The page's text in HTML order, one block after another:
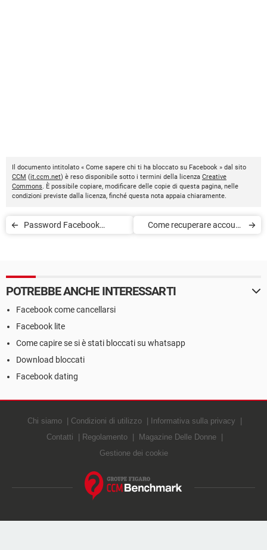
Il documento intitolato « Come sapere chi ti ha bloccato su Facebook » dal sito
CCM (it.ccm.net) è reso disponibile sotto i termini della licenza Creative
Commons. È possibile copiare, modificare delle copie di questa pagina, nelle
condizioni previste dalla licenza, finché questa nota appaia chiaramente.
Password Facebook
Come recuperare account
POTREBBE ANCHE INTERESSARTI
Facebook come cancellarsi
Facebook lite
Come capire se si è stati bloccati su whatsapp
Download bloccati
Facebook dating
Chi siamo Condizioni di utilizzo
Informativa sulla privacy
Contatti
Regolamento
Magazine Delle Donne
Gestione dei cookie